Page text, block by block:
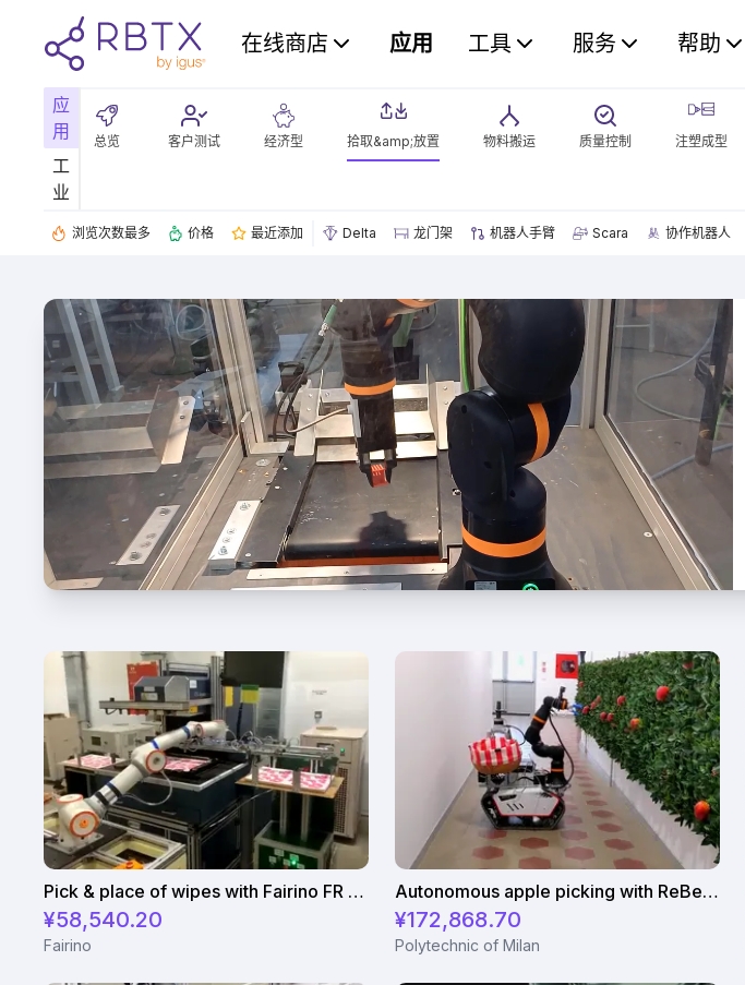
在线商店 应用 工具 服务 帮助
应
用
工
业
总览 客户测试 经济型 拾取&amp;放置 物料搬运 质量控制 注塑成型
浏览次数最多 价格 最近添加 Delta 龙门架 机器人手臂 Scara 协作机器人
Pick & place of wipes with Fairino FR 5 robot
¥58,540.20
Fairino
Autonomous apple picking with ReBeL robot
¥172,868.70
Polytechnic of Milan